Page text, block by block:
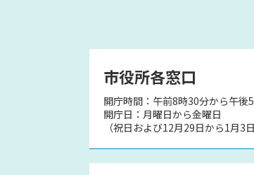
市役所各窓口
開庁時間：午前8時30分から午後
開庁日：月曜日から金曜日
（祝日および12月29日から1月3